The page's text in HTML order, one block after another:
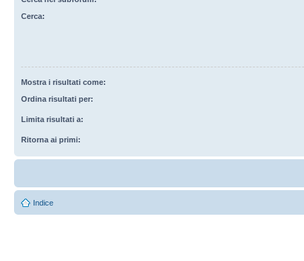
Cerca:
Mostra i risultati come:
Ordina risultati per:
Limita risultati a:
Ritorna ai primi:
Indice